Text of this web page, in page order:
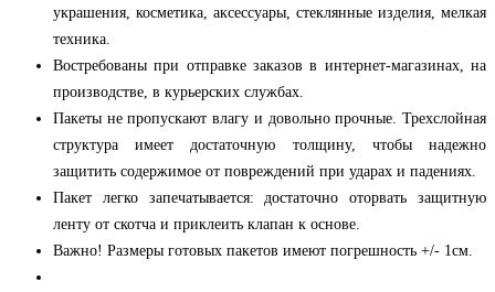
украшения, косметика, аксессуары, стеклянные изделия, мелкая
техника.
Востребованы при отправке заказов в интернет-магазинах, на
производстве, в курьерских службах.
Пакеты не пропускают влагу и довольно прочные. Трехслойная
структура имеет достаточную толщину, чтобы надежно
защитить содержимое от повреждений при ударах и падениях.
Пакет легко запечатывается: достаточно оторвать защитную
ленту от скотча и приклеить клапан к основе.
Важно! Размеры готовых пакетов имеют погрешность +/- 1см.